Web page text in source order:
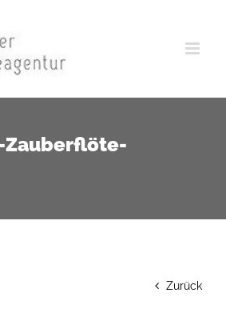
Zauberflöte-
Zurück